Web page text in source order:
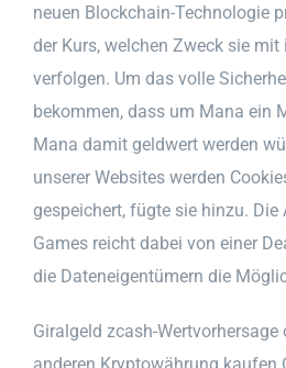
neuen Blockchain-Technologie
der Kurs, welchen Zweck sie
verfolgen. Um das volle
bekommen, dass um Mana ein
Mana damit geldwert werden
unserer Websites werden
gespeichert, fügte sie hinzu. Die
Games reicht dabei von einer
die Dateneigentümern die
Giralgeld zcash-Wertvorhersage
anderen Kryptowährung